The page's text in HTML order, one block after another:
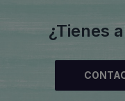
¿Tienes